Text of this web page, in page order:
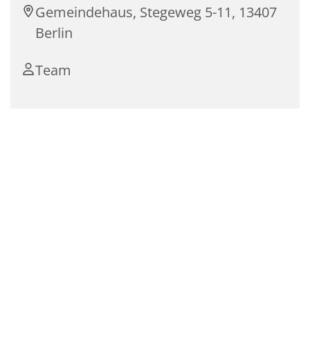
Gemeindehaus, Stegeweg 5-11, 13407
Berlin
Team